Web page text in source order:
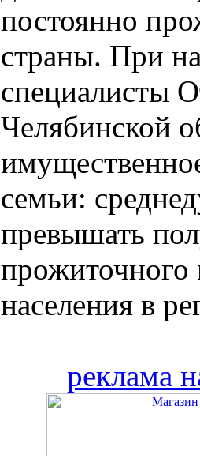
постоянно
страны. При
специалисты
Челябинской
семьи:
превышать
населения в
реклама